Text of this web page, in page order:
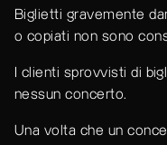
Biglietti gravemente
o copiati non sono
I clienti sprovvisti di
nessun concerto.
Una volta che un